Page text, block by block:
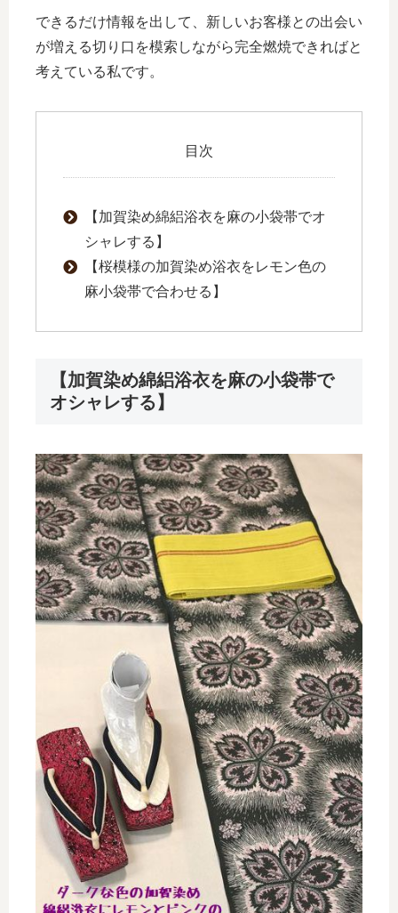
できるだけ情報を出して、新しいお客様との出会い
が増える切り口を模索しながら完全燃焼できればと
考えている私です。
目次
【加賀染め綿絽浴衣を麻の小袋帯でオ
シャレする】
【桜模様の加賀染め浴衣をレモン色の
麻小袋帯で合わせる】
【加賀染め綿絽浴衣を麻の小袋帯で
オシャレする】